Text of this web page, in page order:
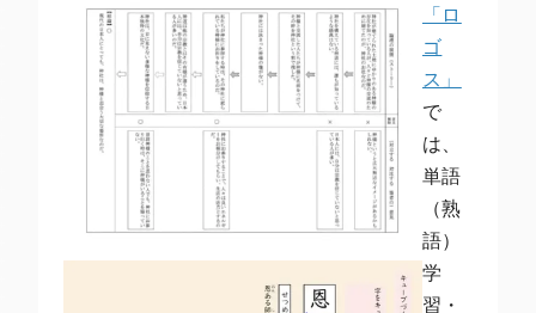
「ロ
ゴ
ス」
で
は、
単語
（熟
語）
学
習・